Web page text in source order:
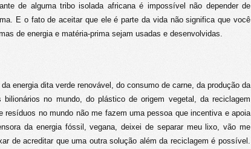
de alguma tribo isolada africana é impossível não depender de
E o fato de aceitar que ele é parte da vida não significa que você
de energia e matéria-prima sejam usadas e desenvolvidas.
energia dita verde renovável, do consumo de carne, da produção da
no mundo, do plástico de origem vegetal, da reciclagem
resíduos no mundo não me fazem uma pessoa que incentiva e apoia
da energia fóssil, vegana, deixei de separar meu lixo, vão me
de acreditar que uma outra solução além da reciclagem é possível.